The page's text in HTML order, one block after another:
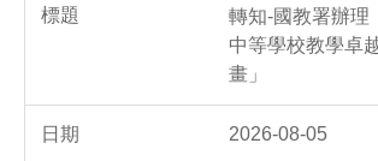
轉知-國教署辦理
中等學校教學卓
畫」
2026-08-05